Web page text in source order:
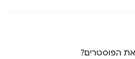
הפוסטרים?